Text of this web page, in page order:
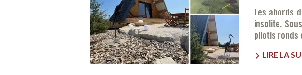
Les abords
insolite.
pilotis ronds
LIRE LA